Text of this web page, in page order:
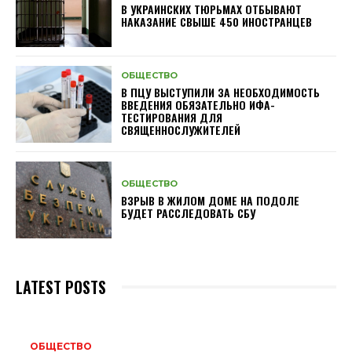
В УКРАИНСКИХ ТЮРЬМАХ ОТБЫВАЮТ
НАКАЗАНИЕ СВЫШЕ 450 ИНОСТРАНЦЕВ
ОБЩЕСТВО
В ПЦУ ВЫСТУПИЛИ ЗА НЕОБХОДИМОСТЬ
ВВЕДЕНИЯ ОБЯЗАТЕЛЬНО ИФА-
ТЕСТИРОВАНИЯ ДЛЯ
СВЯЩЕННОСЛУЖИТЕЛЕЙ
ОБЩЕСТВО
ВЗРЫВ В ЖИЛОМ ДОМЕ НА ПОДОЛЕ
БУДЕТ РАССЛЕДОВАТЬ СБУ
LATEST POSTS
ОБЩЕСТВО